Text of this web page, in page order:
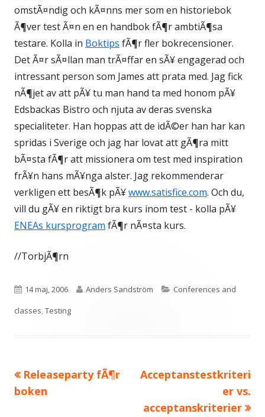
omstÃ¤ndig och kÃ¤nns mer som en historiebok
Ã¶ver test Ã¤n en en handbok fÃ¶r ambtiÃ¶sa
testare. Kolla in Boktips fÃ¶r fler bokrecensioner.
Det Ã¤r sÃ¤llan man trÃ¤ffar en sÃ¥ engagerad och
intressant person som James att prata med. Jag fick
nÃ¶jet av att pÃ¥ tu man hand ta med honom pÃ¥
Edsbackas Bistro och njuta av deras svenska
specialiteter. Han hoppas att de idÃ©er han har kan
spridas i Sverige och jag har lovat att gÃ¶ra mitt
bÃ¤sta fÃ¶r att missionera om test med inspiration
frÃ¥n hans mÃ¥nga alster. Jag rekommenderar
verkligen ett besÃ¶k pÃ¥www.satisfice.com. Och du,
vill du gÃ¥ en riktigt bra kurs inom test - kolla pÃ¥
ENEAs kursprogram fÃ¶r nÃ¤sta kurs.
//TorbjÃ¶rn
Publicerat
den
14 maj, 2006 Författare
Anders Sandström Kategorier
Conferences and
classes,Testing
Inläggsnavigering
Föregående
artikel:
Releaseparty fÃ¶r
boken
Nästa
Acceptanstestkriteri
er vs.
acceptanskriterier